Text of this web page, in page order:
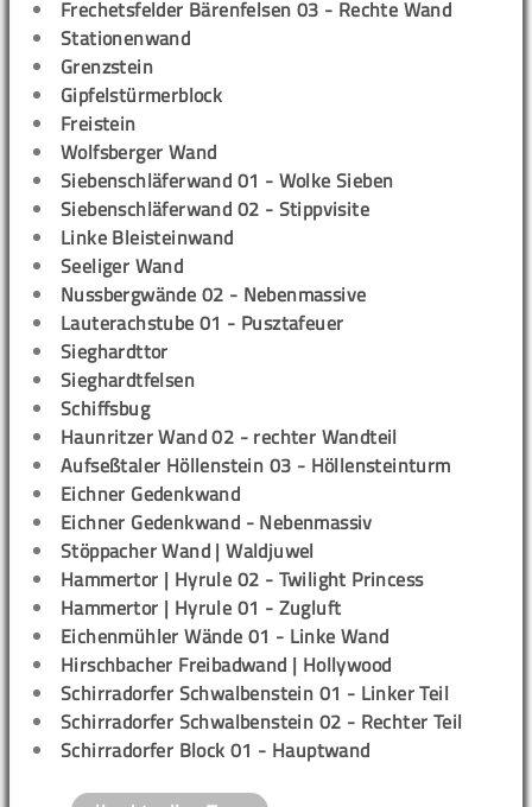
Frechetsfelder Bärenfelsen 03 - Rechte Wand
Stationenwand
Grenzstein
Gipfelstürmerblock
Freistein
Wolfsberger Wand
Siebenschläferwand 01 - Wolke Sieben
Siebenschläferwand 02 - Stippvisite
Linke Bleisteinwand
Seeliger Wand
Nussbergwände 02 - Nebenmassive
Lauterachstube 01 - Pusztafeuer
Sieghardttor
Sieghardtfelsen
Schiffsbug
Haunritzer Wand 02 - rechter Wandteil
Aufseßtaler Höllenstein 03 - Höllensteinturm
Eichner Gedenkwand
Eichner Gedenkwand - Nebenmassiv
Stöppacher Wand | Waldjuwel
Hammertor | Hyrule 02 - Twilight Princess
Hammertor | Hyrule 01 - Zugluft
Eichenmühler Wände 01 - Linke Wand
Hirschbacher Freibadwand | Hollywood
Schirradorfer Schwalbenstein 01 - Linker Teil
Schirradorfer Schwalbenstein 02 - Rechter Teil
Schirradorfer Block 01 - Hauptwand